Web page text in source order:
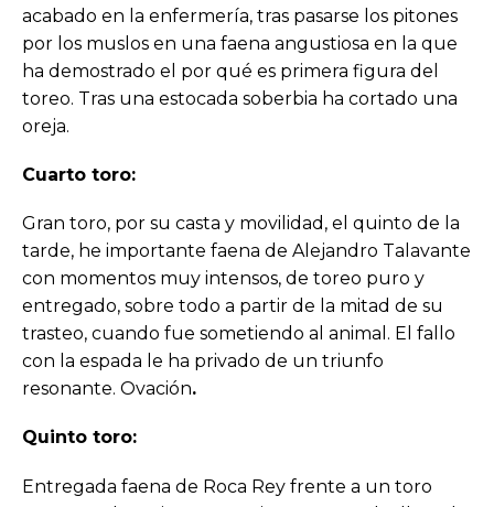
acabado en la enfermería, tras pasarse los pitones
por los muslos en una faena angustiosa en la que
ha demostrado el por qué es primera figura del
toreo. Tras una estocada soberbia ha cortado una
oreja.
Cuarto toro:
Gran toro, por su casta y movilidad, el quinto de la
tarde, he importante faena de Alejandro Talavante
con momentos muy intensos, de toreo puro y
entregado, sobre todo a partir de la mitad de su
trasteo, cuando fue sometiendo al animal. El fallo
con la espada le ha privado de un triunfo
resonante. Ovación.
Quinto toro:
Entregada faena de Roca Rey frente a un toro